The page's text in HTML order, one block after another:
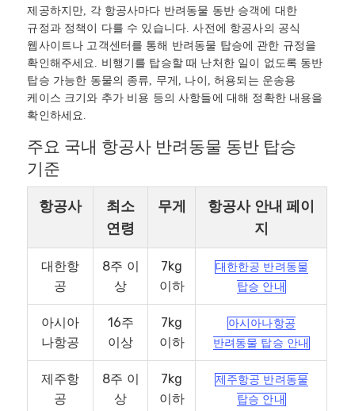
제공하지만, 각 항공사마다 반려동물 동반 승객에 대한
규정과 정책이 다를 수 있습니다. 사전에 항공사의 공식
웹사이트나 고객센터를 통해 반려동물 탑승에 관한 규정을
확인해주세요. 비행기를 탑승할 때 난처한 일이 없도록 동반
탑승 가능한 동물의 종류, 무게, 나이, 허용되는 운송용
케이스 크기와 추가 비용 등의 사항들에 대해 정확한 내용을
확인하세요.
주요 국내 항공사 반려동물 동반 탑승
기준
항공사
최소
연령
무게
항공사 안내 페이
지
대한항
공
8주 이
상
7kg
이하
대한한공 반려동물
탑승 안내
아시아
나항공
16주
이상
7kg
이하
아시아나항공
반려동물 탑승 안내
제주항
공
8주 이
상
7kg
이하
제주항공 반려동물
탑승 안내